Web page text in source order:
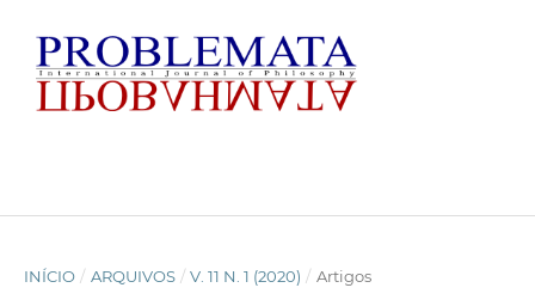
INÍCIO / ARQUIVOS / V. 11 N. 1 (2020) / Artigos